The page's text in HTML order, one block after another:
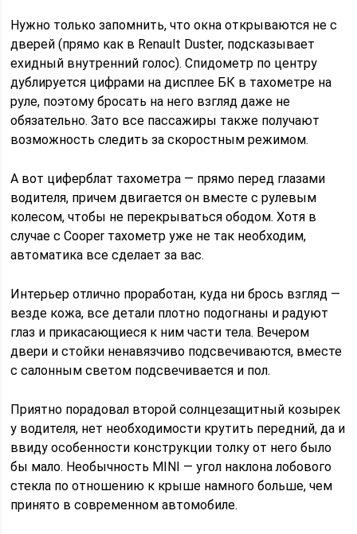
Нужно только запомнить, что окна открываются не с
дверей (прямо как в Renault Duster, подсказывает
ехидный внутренний голос). Спидометр по центру
дублируется цифрами на дисплее БК в тахометре на
руле, поэтому бросать на него взгляд даже не
обязательно. Зато все пассажиры также получают
возможность следить за скоростным режимом.
А вот циферблат тахометра — прямо перед глазами
водителя, причем двигается он вместе с рулевым
колесом, чтобы не перекрываться ободом. Хотя в
случае с Cooper тахометр уже не так необходим,
автоматика все сделает за вас.
Интерьер отлично проработан, куда ни брось взгляд —
везде кожа, все детали плотно подогнаны и радуют
глаз и прикасающиеся к ним части тела. Вечером
двери и стойки ненавязчиво подсвечиваются, вместе
с салонным светом подсвечивается и пол.
Приятно порадовал второй солнцезащитный козырек
у водителя, нет необходимости крутить передний, да и
ввиду особенности конструкции толку от него было
бы мало. Необычность MINI — угол наклона лобового
стекла по отношению к крыше намного больше, чем
принято в современном автомобиле.